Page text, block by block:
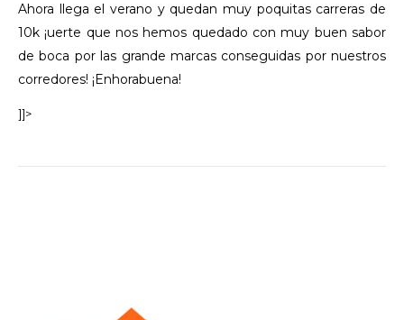
Ahora llega el verano y quedan muy poquitas carreras de
10k ¡uerte que nos hemos quedado con muy buen sabor
de boca por las grande marcas conseguidas por nuestros
corredores! ¡Enhorabuena!
]]>